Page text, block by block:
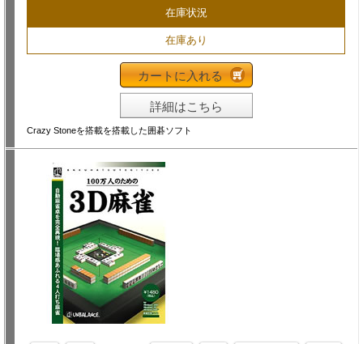
在庫状況
在庫あり
カートに入れる
詳細はこちら
Crazy Stoneを搭載を搭載した囲碁ソフト